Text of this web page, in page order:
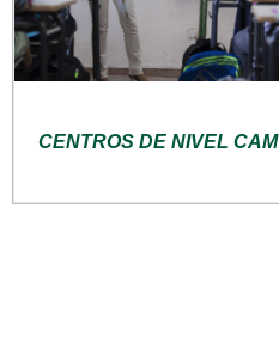
CENTROS DE NIVEL CAM